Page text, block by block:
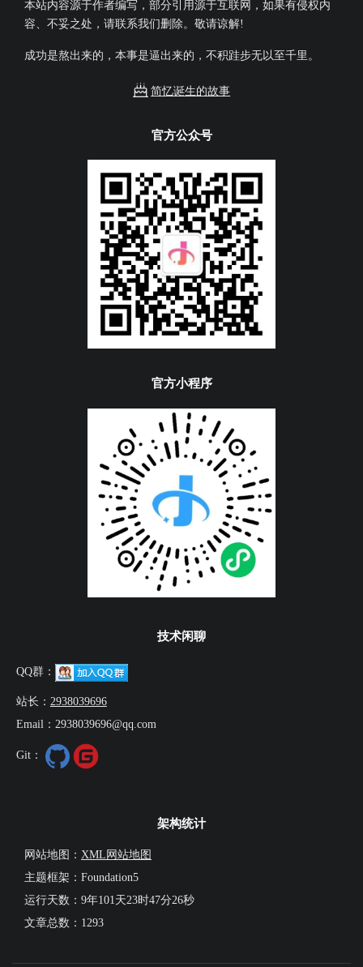
本站内容源于作者编写，部分引用源于互联网，如果有侵权内
容、不妥之处，请联系我们删除。敬请谅解!
成功是熬出来的，本事是逼出来的，不积跬步无以至千里。
简忆诞生的故事
官方公众号
官方小程序
技术闲聊
QQ群：
站长： 2938039696
Email：2938039696@qq.com
Git：
架构统计
网站地图： XML网站地图
主题框架：Foundation5
运行天数： 9年101天23时47分26秒
文章总数：1293